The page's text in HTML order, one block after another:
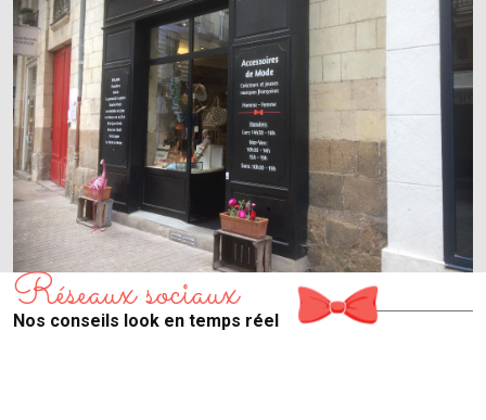
Réseaux sociaux
Nos conseils look en temps réel